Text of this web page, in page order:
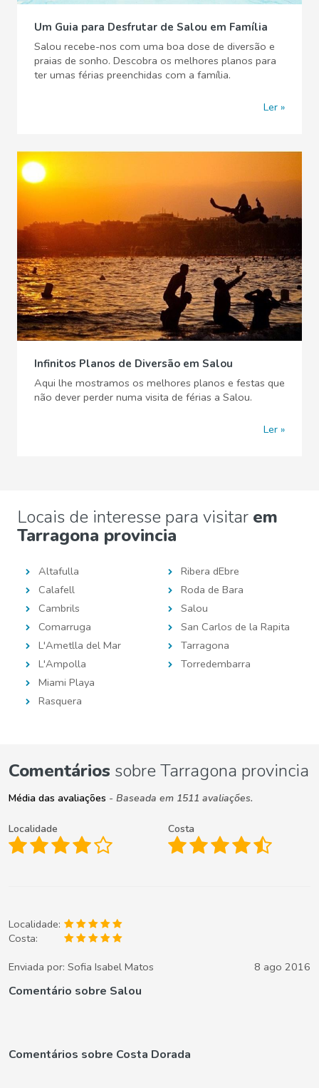
Um Guia para Desfrutar de Salou em Família
Salou recebe-nos com uma boa dose de diversão e
praias de sonho. Descobra os melhores planos para
ter umas férias preenchidas com a família.
Ler
Infinitos Planos de Diversão em Salou
Aqui lhe mostramos os melhores planos e festas que
não dever perder numa visita de férias a Salou.
Ler
Locais de interesse para visitar em
Tarragona provincia
Altafulla
Calafell
Cambrils
Comarruga
L'Ametlla del Mar
L'Ampolla
Miami Playa
Rasquera
Ribera dEbre
Roda de Bara
Salou
San Carlos de la Rapita
Tarragona
Torredembarra
Comentários sobre Tarragona provincia
Média das avaliações - Baseada em 1511 avaliações.
Localidade Costa
Localidade:
Costa:
Enviada por: Sofia Isabel Matos 8 ago 2016
Comentário sobre Salou
Comentários sobre Costa Dorada